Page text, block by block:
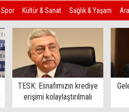
Spor Kültür & Sanat Sağlık & Yaşam
TESK: Esnafımızın krediye
erişimi kolaylaştırılmalı